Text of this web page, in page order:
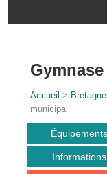
Accueil > Bretagne
municipal
Équipements
Informations